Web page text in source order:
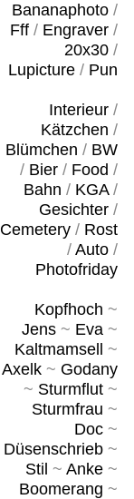
Bananaphoto/
Fff/ Engraver/
20x30/
Lupicture/ Pun
Interieur/
Kätzchen /
Blümchen / BW
/ Bier/ Food /
Bahn / KGA/
Gesichter/
Cemetery/ Rost
/ Auto/
Photofriday
Kopfhoch ~
Jens~ Eva~
Kaltmamsell
~
Axelk~ Godany
~ Sturmflut~
Sturmfrau ~
Doc~
Düsenschrieb~
Stil ~ Anke~
Boomerang ~